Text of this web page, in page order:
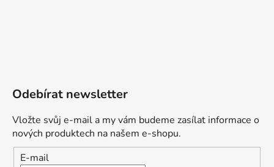
Odebírat newsletter
Vložte svůj e-mail a my vám budeme zasílat informace o
nových produktech na našem e-shopu.
E-mail